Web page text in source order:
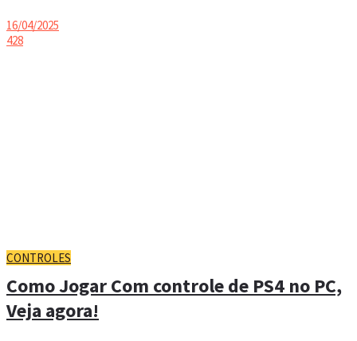
16/04/2025
428
CONTROLES
Como Jogar Com controle de PS4 no PC,
Veja agora!